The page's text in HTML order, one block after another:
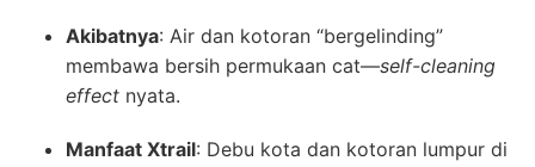
Akibatnya: Air dan kotoran “bergelinding”
membawa bersih permukaan cat—self-cleaning
effect nyata.
Manfaat Xtrail: Debu kota dan kotoran lumpur di